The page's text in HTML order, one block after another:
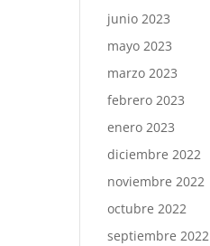
junio 2023
mayo 2023
marzo 2023
febrero 2023
enero 2023
diciembre 2022
noviembre 2022
octubre 2022
septiembre 2022